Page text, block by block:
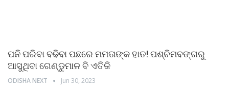
ପନି ପରିବା ବଢିବା ପଛରେ ମମତାଙ୍କ ହାତ! ପଶ୍ଚିମବଙ୍ଗରୁ
ଆସୁଥିବା ଗେଣ୍ଡୁମାଳ ବି ଏତିକି
ODISHA NEXT Jun 30, 2023